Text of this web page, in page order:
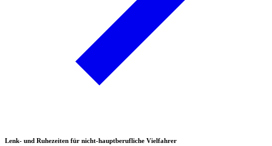
Lenk- und Ruhezeiten für nicht-hauptberufliche Vielfahrer